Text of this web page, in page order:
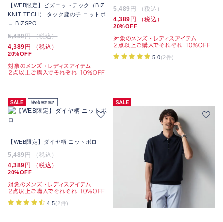
【WEB限定】ビズニットテック（BIZ
KNIT TECH） タック鹿の子 ニットポ
ロ BIZSPO
5,489円 （税込）
4,389円 （税込）
20%OFF
5,489円 （税込）
4,389円 （税込）
20%OFF
5.0(2件)
【WEB限定】ダイヤ柄 ニットポロ
5,489円 （税込）
4,389円 （税込）
20%OFF
4.5(2件)